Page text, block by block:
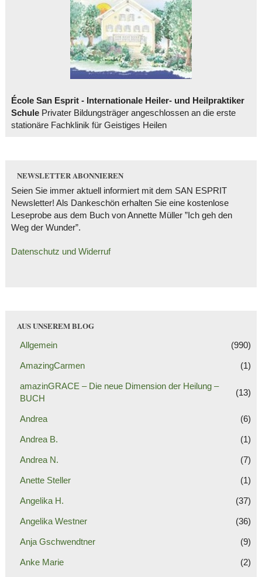
École San Esprit - Internationale Heiler- und Heilpraktiker
SchulePrivater Bildungsträger angeschlossen an die erste
stationäre Fachklinik für Geistiges Heilen
NEWSLETTER ABONNIEREN
Seien Sie immer aktuell informiert mit dem SAN ESPRIT
Newsletter! Als Dankeschön erhalten Sie eine kostenlose
Leseprobe aus dem Buch von Annette Müller ”Ich geh den
Weg der Wunder”.
Datenschutz und Widerruf
AUS UNSEREM BLOG
Allgemein (990)
AmazingCarmen (1)
amazinGRACE – Die neue Dimension der Heilung –
BUCH
(13)
Andrea (6)
Andrea B. (1)
Andrea N. (7)
Anette Steller (1)
Angelika H. (37)
Angelika Westner (36)
Anja Gschwendtner (9)
Anke Marie (2)